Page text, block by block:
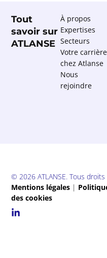
Tout
savoir sur
ATLANSE
À propos
Expertises
Secteurs
Votre carrière
chez Atlanse
Nous
rejoindre
© 2026 ATLANSE. Tous
Mentions légales |
des cookies